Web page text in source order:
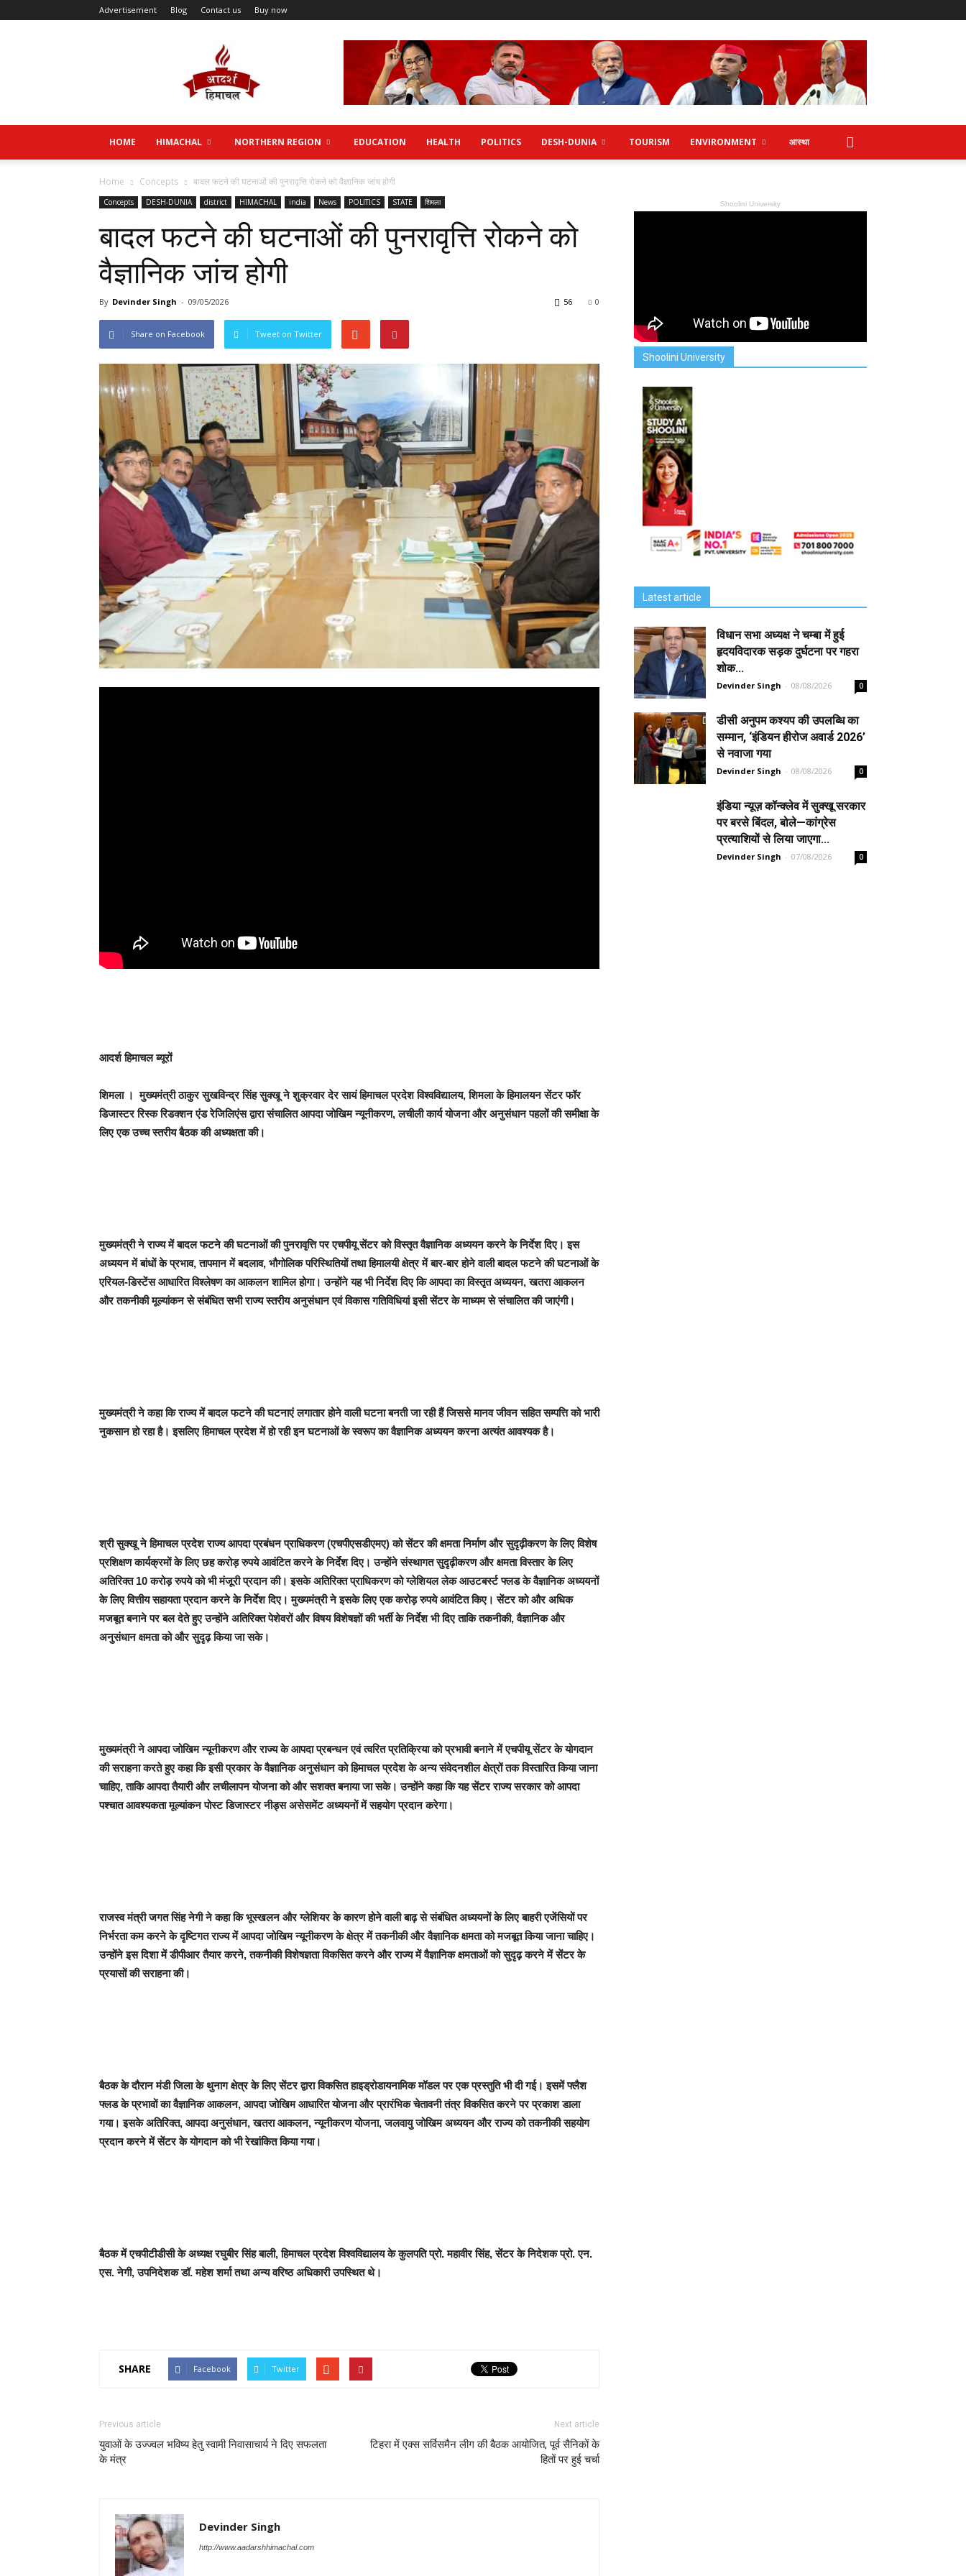
Advertisement Blog Contact us Buy now
HOME HIMACHAL NORTHERN REGION EDUCATION HEALTH POLITICS DESH-DUNIA TOURISM ENVIRONMENT आस्था
Home Concepts बादल फटने की घटनाओं की पुनरावृत्ति रोकने को वैज्ञानिक जांच होगी
Concepts DESH-DUNIA district HIMACHAL india News POLITICS STATE शिमला
बादल फटने की घटनाओं की पुनरावृत्ति रोकने को
वैज्ञानिक जांच होगी
By Devinder Singh - 09/05/2026 0
56
Share on Facebook Tweet on Twitter
आदर्श हिमाचल ब्यूरों
शिमला । मुख्यमंत्री ठाकुर सुखविन्द्र सिंह सुक्खू ने शुक्रवार देर सायं हिमाचल प्रदेश विश्वविद्यालय, शिमला के हिमालयन सेंटर फॉर
डिजास्टर रिस्क रिडक्शन एंड रेजिलिएंस द्वारा संचालित आपदा जोखिम न्यूनीकरण, लचीली कार्य योजना और अनुसंधान पहलों की समीक्षा के
लिए एक उच्च स्तरीय बैठक की अध्यक्षता की।
मुख्यमंत्री ने राज्य में बादल फटने की घटनाओं की पुनरावृत्ति पर एचपीयू सेंटर को विस्तृत वैज्ञानिक अध्ययन करने के निर्देश दिए। इस
अध्ययन में बांधों के प्रभाव, तापमान में बदलाव, भौगोलिक परिस्थितियों तथा हिमालयी क्षेत्र में बार-बार होने वाली बादल फटने की घटनाओं के
एरियल-डिस्टेंस आधारित विश्लेषण का आकलन शामिल होगा। उन्होंने यह भी निर्देश दिए कि आपदा का विस्तृत अध्ययन, खतरा आकलन
और तकनीकी मूल्यांकन से संबंधित सभी राज्य स्तरीय अनुसंधान एवं विकास गतिविधियां इसी सेंटर के माध्यम से संचालित की जाएंगी।
मुख्यमंत्री ने कहा कि राज्य में बादल फटने की घटनाएं लगातार होने वाली घटना बनती जा रही हैं जिससे मानव जीवन सहित सम्पत्ति को भारी
नुकसान हो रहा है। इसलिए हिमाचल प्रदेश में हो रही इन घटनाओं के स्वरूप का वैज्ञानिक अध्ययन करना अत्यंत आवश्यक है।
श्री सुक्खू ने हिमाचल प्रदेश राज्य आपदा प्रबंधन प्राधिकरण (एचपीएसडीएमए) को सेंटर की क्षमता निर्माण और सुदृढ़ीकरण के लिए विशेष
प्रशिक्षण कार्यक्रमों के लिए छह करोड़ रुपये आवंटित करने के निर्देश दिए। उन्होंने संस्थागत सुदृढ़ीकरण और क्षमता विस्तार के लिए
अतिरिक्त 10 करोड़ रुपये को भी मंजूरी प्रदान की। इसके अतिरिक्त प्राधिकरण को ग्लेशियल लेक आउटबर्स्ट फ्लड के वैज्ञानिक अध्ययनों
के लिए वित्तीय सहायता प्रदान करने के निर्देश दिए। मुख्यमंत्री ने इसके लिए एक करोड़ रुपये आवंटित किए। सेंटर को और अधिक
मजबूत बनाने पर बल देते हुए उन्होंने अतिरिक्त पेशेवरों और विषय विशेषज्ञों की भर्ती के निर्देश भी दिए ताकि तकनीकी, वैज्ञानिक और
अनुसंधान क्षमता को और सुदृढ़ किया जा सके।
मुख्यमंत्री ने आपदा जोखिम न्यूनीकरण और राज्य के आपदा प्रबन्धन एवं त्वरित प्रतिक्रिया को प्रभावी बनाने में एचपीयू सेंटर के योगदान
की सराहना करते हुए कहा कि इसी प्रकार के वैज्ञानिक अनुसंधान को हिमाचल प्रदेश के अन्य संवेदनशील क्षेत्रों तक विस्तारित किया जाना
चाहिए, ताकि आपदा तैयारी और लचीलापन योजना को और सशक्त बनाया जा सके। उन्होंने कहा कि यह सेंटर राज्य सरकार को आपदा
पश्चात आवश्यकता मूल्यांकन पोस्ट डिजास्टर नीड्स असेसमेंट अध्ययनों में सहयोग प्रदान करेगा।
राजस्व मंत्री जगत सिंह नेगी ने कहा कि भूस्खलन और ग्लेशियर के कारण होने वाली बाढ़ से संबंधित अध्ययनों के लिए बाहरी एजेंसियों पर
निर्भरता कम करने के दृष्टिगत राज्य में आपदा जोखिम न्यूनीकरण के क्षेत्र में तकनीकी और वैज्ञानिक क्षमता को मजबूत किया जाना चाहिए।
उन्होंने इस दिशा में डीपीआर तैयार करने, तकनीकी विशेषज्ञता विकसित करने और राज्य में वैज्ञानिक क्षमताओं को सुदृढ़ करने में सेंटर के
प्रयासों की सराहना की।
बैठक के दौरान मंडी जिला के थुनाग क्षेत्र के लिए सेंटर द्वारा विकसित हाइड्रोडायनामिक मॉडल पर एक प्रस्तुति भी दी गई। इसमें फ्लैश
फ्लड के प्रभावों का वैज्ञानिक आकलन, आपदा जोखिम आधारित योजना और प्रारंभिक चेतावनी तंत्र विकसित करने पर प्रकाश डाला
गया। इसके अतिरिक्त, आपदा अनुसंधान, खतरा आकलन, न्यूनीकरण योजना, जलवायु जोखिम अध्ययन और राज्य को तकनीकी सहयोग
प्रदान करने में सेंटर के योगदान को भी रेखांकित किया गया।
बैठक में एचपीटीडीसी के अध्यक्ष रघुबीर सिंह बाली, हिमाचल प्रदेश विश्वविद्यालय के कुलपति प्रो. महावीर सिंह, सेंटर के निदेशक प्रो. एन.
एस. नेगी, उपनिदेशक डॉ. महेश शर्मा तथा अन्य वरिष्ठ अधिकारी उपस्थित थे।
SHARE Facebook Twitter
Previous article
युवाओं के उज्ज्वल भविष्य हेतु स्वामी निवासाचार्य ने दिए सफलता
के मंत्र
Next article
टिहरा में एक्स सर्विसमैन लीग की बैठक आयोजित, पूर्व सैनिकों के
हितों पर हुई चर्चा
Devinder Singh
http://www.aadarshhimachal.com
Shoolini University
Shoolini University
Latest article
विधान सभा अध्यक्ष ने चम्बा में हुई
हृदयविदारक सड़क दुर्घटना पर गहरा
शोक...
Devinder Singh - 08/08/2026 0
डीसी अनुपम कश्यप की उपलब्धि का
सम्मान, ‘इंडियन हीरोज अवार्ड 2026’
से नवाजा गया
Devinder Singh - 08/08/2026 0
इंडिया न्यूज़ कॉन्क्लेव में सुक्खू सरकार
पर बरसे बिंदल, बोले—कांग्रेस
प्रत्याशियों से लिया जाएगा...
Devinder Singh - 07/08/2026 0